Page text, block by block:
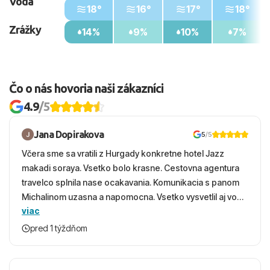
Zrážky
18°
14%
16°
9%
17°
10%
18°
7%
Čo o nás hovoria naši zákazníci
4.9/5
Jana Dopirakova 5/5
Včera sme sa vratili z Hurgady konkretne hotel Jazz
makadi soraya. Vsetko bolo krasne. Cestovna agentura
travelco splnila nase ocakavania. Komunikacia s panom
Michalinom uzasna a napomocna. Vsetko vysvetlil aj vo
vecernych hodinach zaco sa ospravedlnujem. Hotel
krasny, cisty. Sluzby top. Strava, prostredie, more,
viac
pred 1 týždňom